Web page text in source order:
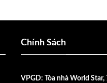
Chính Sách
VPGD: Tòa nhà World